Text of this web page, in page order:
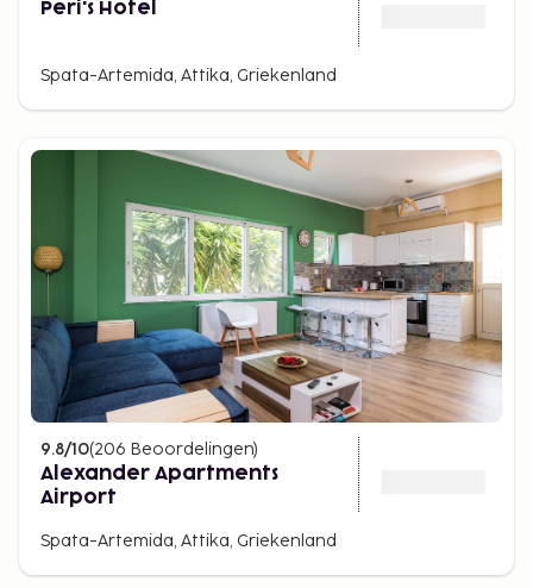
Peri's Hotel
Spata-Artemida, Attika, Griekenland
9.8/10(206 Beoordelingen)
Alexander Apartments
Airport
Spata-Artemida, Attika, Griekenland